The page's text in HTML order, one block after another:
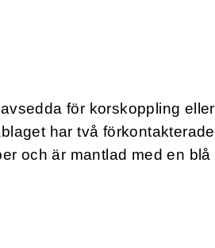
för korskoppling eller
har två förkontakterade
och är mantlad med en blå